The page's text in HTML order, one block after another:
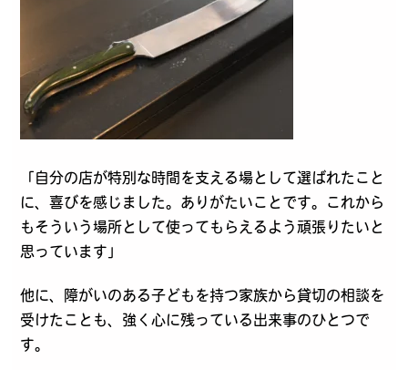
「自分の店が特別な時間を支える場として選ばれたこと
に、喜びを感じました。ありがたいことです。これから
もそういう場所として使ってもらえるよう頑張りたいと
思っています」
他に、障がいのある子どもを持つ家族から貸切の相談を
受けたことも、強く心に残っている出来事のひとつで
す。